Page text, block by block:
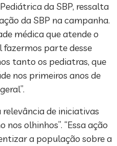
da SBP, ressalta
da SBP na campanha.
médica que atende o
fazermos parte desse
tanto os pediatras, que
nos primeiros anos de
relevância de iniciativas
olhinhos”. “Essa ação
a população sobre a